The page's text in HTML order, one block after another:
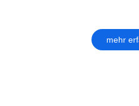
mehr